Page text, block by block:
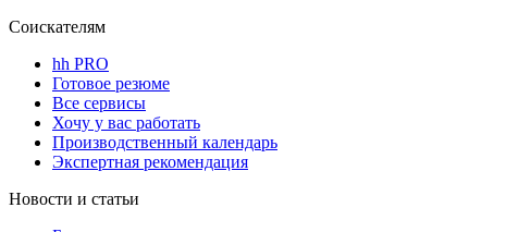
Соискателям
hh PRO
Готовое резюме
Все сервисы
Хочу у вас работать
Производственный календарь
Экспертная рекомендация
Новости и статьи